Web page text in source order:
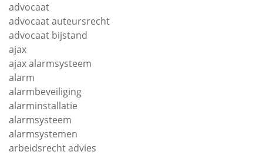
advocaat
advocaat auteursrecht
advocaat bijstand
ajax
ajax alarmsysteem
alarm
alarmbeveiliging
alarminstallatie
alarmsysteem
alarmsystemen
arbeidsrecht advies